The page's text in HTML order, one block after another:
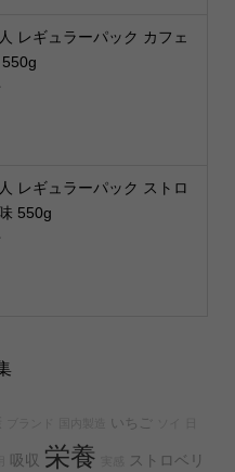
レギュラーパック カフェ
レギュラーパック ストロ
550g
いちご
吸収 栄養 ストロベリ